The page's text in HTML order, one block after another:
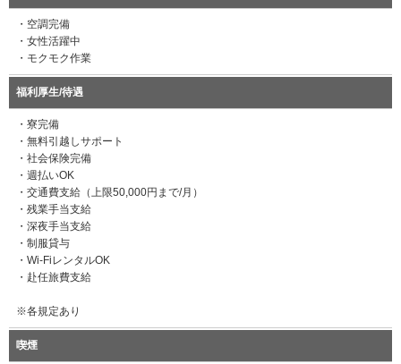
・空調完備
・女性活躍中
・モクモク作業
福利厚生/待遇
・寮完備
・無料引越しサポート
・社会保険完備
・週払いOK
・交通費支給（上限50,000円まで/月）
・残業手当支給
・深夜手当支給
・制服貸与
・Wi-FiレンタルOK
・赴任旅費支給
※各規定あり
喫煙